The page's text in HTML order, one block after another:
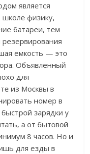
является
школе физику,
батареи, тем
емкость — это
Объявленный
для
из Москвы в
номер в
зарядки у
а от бытовой
8 часов. Но и
для езды в